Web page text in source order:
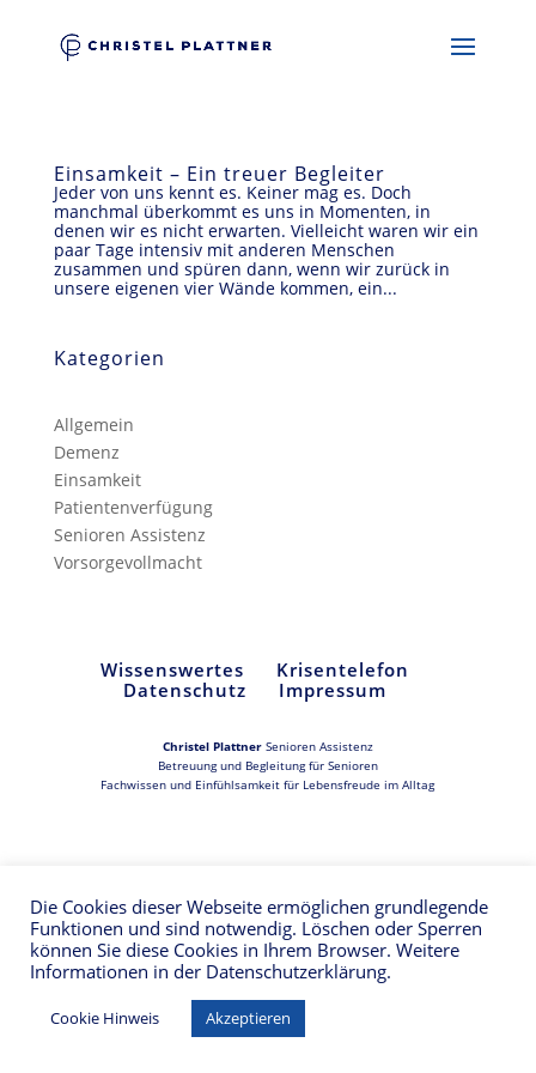
Einsamkeit – Ein treuer Begleiter
Jeder von uns kennt es. Keiner mag es. Doch
manchmal überkommt es uns in Momenten, in
denen wir es nicht erwarten. Vielleicht waren wir ein
paar Tage intensiv mit anderen Menschen
zusammen und spüren dann, wenn wir zurück in
unsere eigenen vier Wände kommen, ein...
Kategorien
Allgemein
Demenz
Einsamkeit
Patientenverfügung
Senioren Assistenz
Vorsorgevollmacht
Wissenswertes
Krisentelefon
Datenschutz
Impressum
Christel PlattnerSenioren Assistenz
Betreuung und Begleitung für Senioren
Fachwissen und Einfühlsamkeit für Lebensfreude im Alltag
Die Cookies dieser Webseite ermöglichen grundlegende
Funktionen und sind notwendig. Löschen oder Sperren
können Sie diese Cookies in Ihrem Browser. Weitere
Informationen in der Datenschutzerklärung.
Cookie Hinweis Akzeptieren